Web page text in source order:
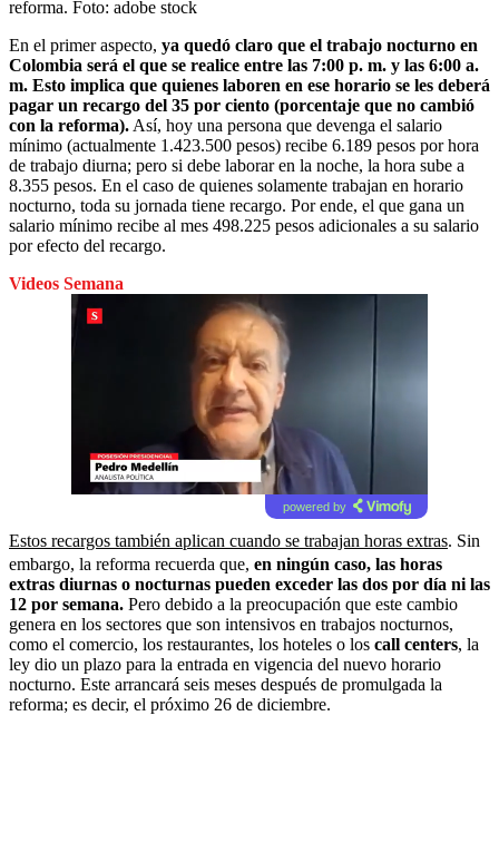
reforma. Foto: adobe stock
En el primer aspecto, ya quedó claro que el trabajo nocturno en
Colombia será el que se realice entre las 7:00 p. m. y las 6:00 a.
m. Esto implica que quienes laboren en ese horario se les deberá
pagar un recargo del 35 por ciento (porcentaje que no cambió
con la reforma).Así, hoy una persona que devenga el salario
mínimo (actualmente 1.423.500 pesos) recibe 6.189 pesos por hora
de trabajo diurna; pero si debe laborar en la noche, la hora sube a
8.355 pesos. En el caso de quienes solamente trabajan en horario
nocturno, toda su jornada tiene recargo. Por ende, el que gana un
salario mínimo recibe al mes 498.225 pesos adicionales a su salario
por efecto del recargo.
Videos Semana
powered by
Estos recargos también aplican cuando se trabajan horas extras. Sin
embargo, la reforma recuerda que, en ningún caso, las horas
extras diurnas o nocturnas pueden exceder las dos por día ni las
12 por semana. Pero debido a la preocupación que este cambio
genera en los sectores que son intensivos en trabajos nocturnos,
como el comercio, los restaurantes, los hoteles o los call centers, la
ley dio un plazo para la entrada en vigencia del nuevo horario
nocturno. Este arrancará seis meses después de promulgada la
reforma; es decir, el próximo 26 de diciembre.